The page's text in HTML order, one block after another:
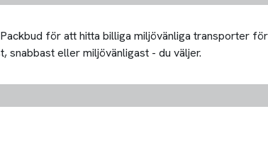
för att hitta billiga miljövänliga transporter
eller miljövänligast - du väljer.